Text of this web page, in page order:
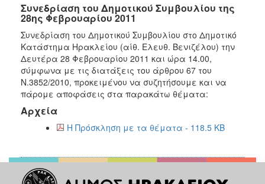
2022
2021
2020
2019
2018
2017
2016
2013
2012
Συνεδρίαση του Δημοτικού Συμβουλίου της
28ης Φεβρουαρίου 2011
Συνεδρίαση του Δημοτικού Συμβουλίου στο Δημοτικό
Κατάστημα Ηρακλείου (αίθ. Ελευθ. Βενιζέλου) την
Δευτέρα 28 Φεβρουαρίου 2011 και ώρα 14.00,
σύμφωνα με τις διατάξεις του άρθρου 67 του
Ν.3852/2010, προκειμένου να συζητήσουμε και να
πάρομε αποφάσεις στα παρακάτω θέματα:
Αρχεία
Η Πρόσκληση με τα θέματα - 118.5 KB